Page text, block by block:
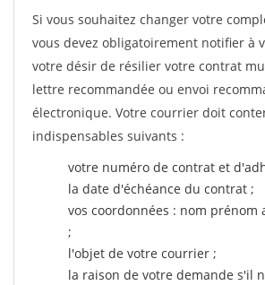
Si vous souhaitez changer votre
vous devez obligatoirement notifier à
votre désir de résilier votre contrat
lettre recommandée ou envoi
électronique. Votre courrier doit
indispensables suivants :
votre numéro de contrat et
la date d'échéance du contrat ;
vos coordonnées : nom prénom
;
l'objet de votre courrier ;
la raison de votre demande s'il